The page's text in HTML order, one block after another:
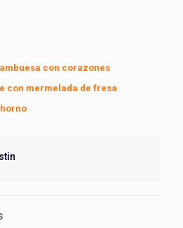
con corazones
con mermelada de fresa